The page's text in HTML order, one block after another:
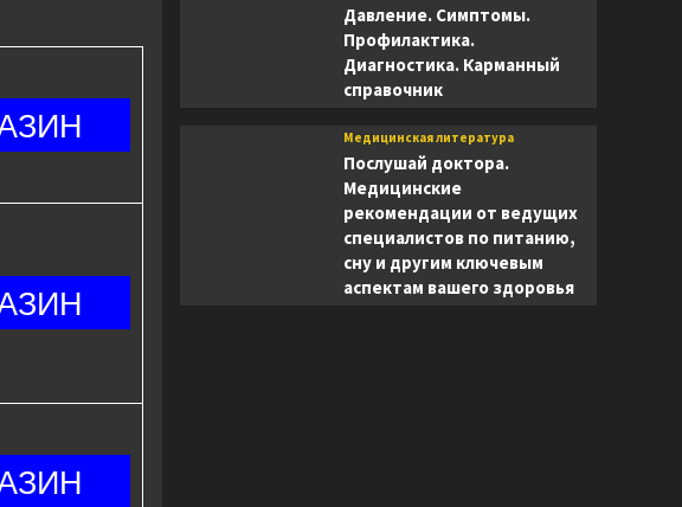
Давление. Симптомы.
Профилактика.
Диагностика. Карманный
справочник
Медицинская литература
Послушай доктора.
Медицинские
рекомендации от ведущих
специалистов по питанию,
сну и другим ключевым
аспектам вашего здоровья